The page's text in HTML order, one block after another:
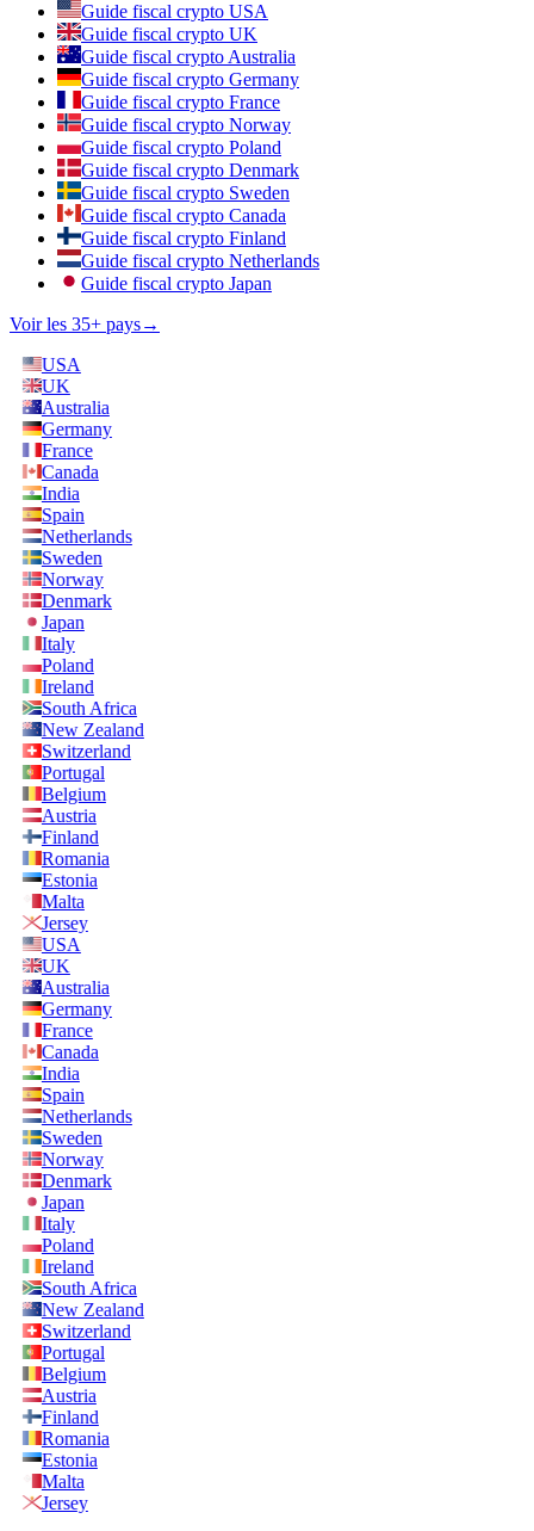
Guide fiscal crypto USA
Guide fiscal crypto UK
Guide fiscal crypto Australia
Guide fiscal crypto Germany
Guide fiscal crypto France
Guide fiscal crypto Norway
Guide fiscal crypto Poland
Guide fiscal crypto Denmark
Guide fiscal crypto Sweden
Guide fiscal crypto Canada
Guide fiscal crypto Finland
Guide fiscal crypto Netherlands
Guide fiscal crypto Japan
Voir les 35+ pays→
USA
UK
Australia
Germany
France
Canada
India
Spain
Netherlands
Sweden
Norway
Denmark
Japan
Italy
Poland
Ireland
South Africa
New Zealand
Switzerland
Portugal
Belgium
Austria
Finland
Romania
Estonia
Malta
Jersey
USA
UK
Australia
Germany
France
Canada
India
Spain
Netherlands
Sweden
Norway
Denmark
Japan
Italy
Poland
Ireland
South Africa
New Zealand
Switzerland
Portugal
Belgium
Austria
Finland
Romania
Estonia
Malta
Jersey